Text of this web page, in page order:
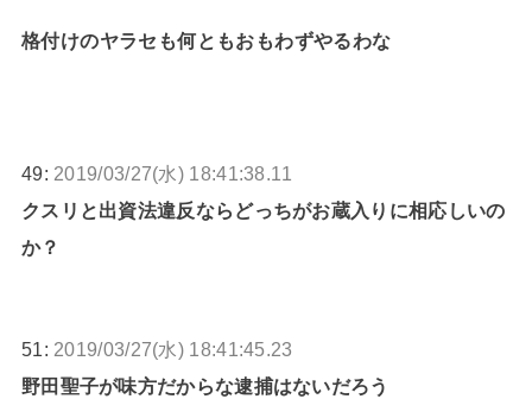
格付けのヤラセも何ともおもわずやるわな
49: 2019/03/27(水) 18:41:38.11
クスリと出資法違反ならどっちがお蔵入りに相応しいの
か？
51: 2019/03/27(水) 18:41:45.23
野田聖子が味方だからな逮捕はないだろう